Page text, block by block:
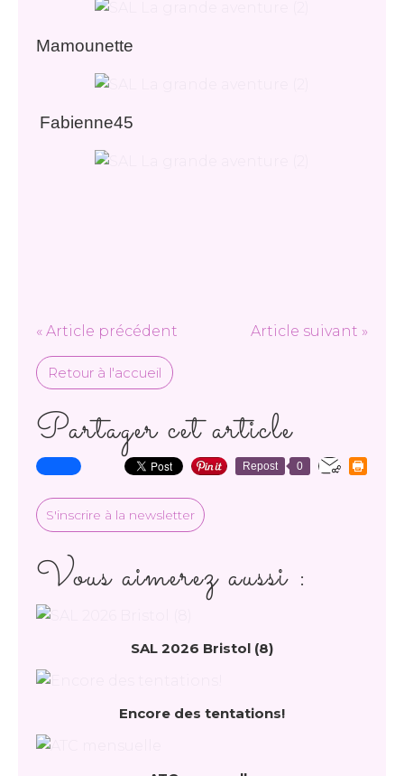
Mamounette
Fabienne45
« Article précédent Article suivant »
Retour à l'accueil
Partager cet article
Repost 0
S'inscrire à la newsletter
Vous aimerez aussi :
SAL 2026 Bristol (8)
Encore des tentations!